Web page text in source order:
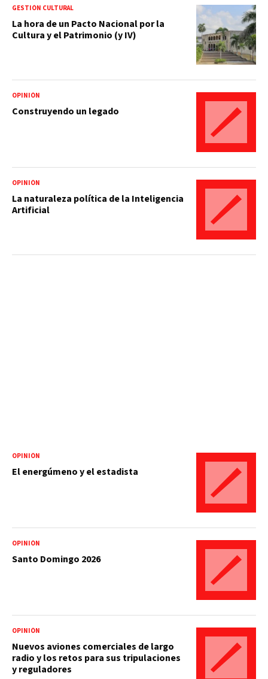
GESTIÓN CULTURAL
La hora de un Pacto Nacional por la
Cultura y el Patrimonio (y IV)
OPINIÓN
Construyendo un legado
OPINIÓN
La naturaleza política de la Inteligencia
Artificial
OPINIÓN
El energúmeno y el estadista
OPINIÓN
Santo Domingo 2026
OPINIÓN
Nuevos aviones comerciales de largo
radio y los retos para sus tripulaciones
y reguladores